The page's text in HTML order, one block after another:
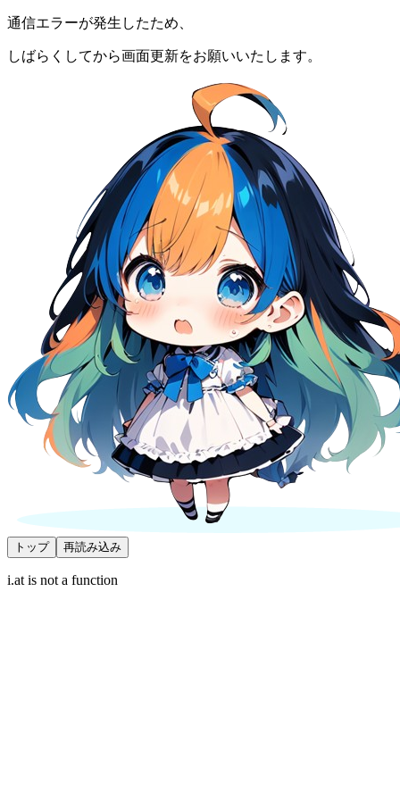
通信エラーが発生したため、
しばらくしてから画面更新をお願いいたします。
トップ 再読み込み
i.at is not a function